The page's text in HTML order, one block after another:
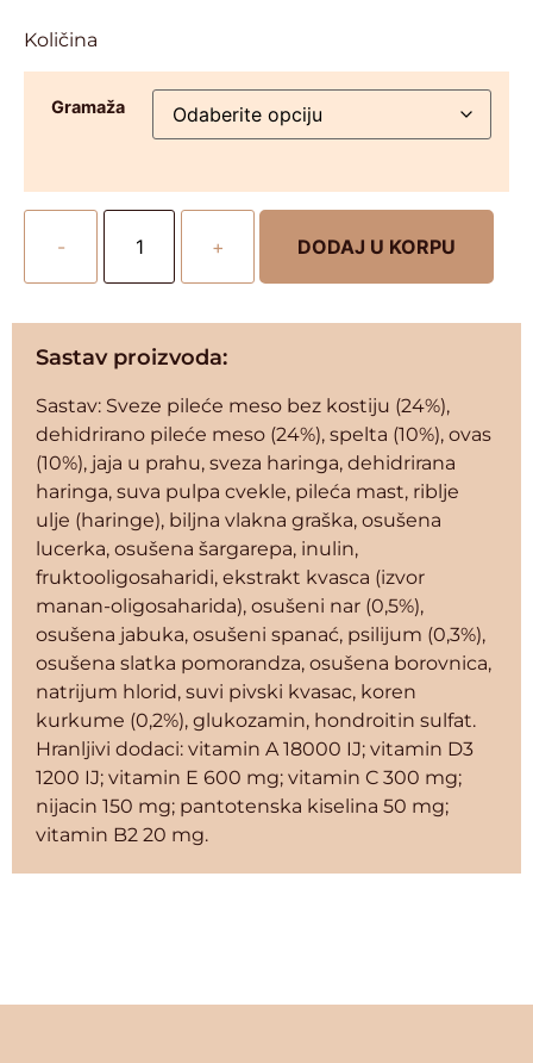
Količina
Gramaža
- + DODAJ U KORPU
Sastav proizvoda:
Sastav: Sveze pileće meso bez kostiju (24%),
dehidrirano pileće meso (24%), spelta (10%), ovas
(10%), jaja u prahu, sveza haringa, dehidrirana
haringa, suva pulpa cvekle, pileća mast, riblje
ulje (haringe), biljna vlakna graška, osušena
lucerka, osušena šargarepa, inulin,
fruktooligosaharidi, ekstrakt kvasca (izvor
manan-oligosaharida), osušeni nar (0,5%),
osušena jabuka, osušeni spanać, psilijum (0,3%),
osušena slatka pomorandza, osušena borovnica,
natrijum hlorid, suvi pivski kvasac, koren
kurkume (0,2%), glukozamin, hondroitin sulfat.
Hranljivi dodaci: vitamin A 18000 IJ; vitamin D3
1200 IJ; vitamin E 600 mg; vitamin C 300 mg;
nijacin 150 mg; pantotenska kiselina 50 mg;
vitamin B2 20 mg.